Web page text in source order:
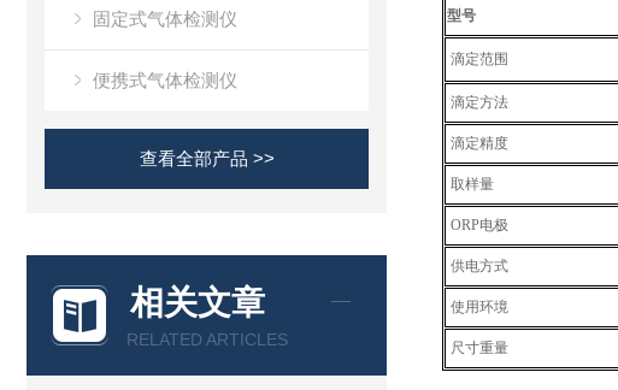
固定式气体检测仪
便携式气体检测仪
查看全部产品 >>
相关文章
RELATED ARTICLES
型号
滴定范围
滴定方法
滴定精度
取样量
ORP电极
供电方式
使用环境
尺寸重量